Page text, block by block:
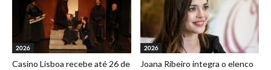
2026
Casino Lisboa recebe até 26 de
2026
Joana Ribeiro integra o elenco